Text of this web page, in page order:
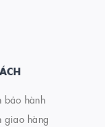
bảo hành
giao hàng